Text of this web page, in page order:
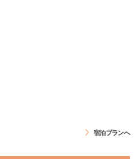
宿泊プランへ